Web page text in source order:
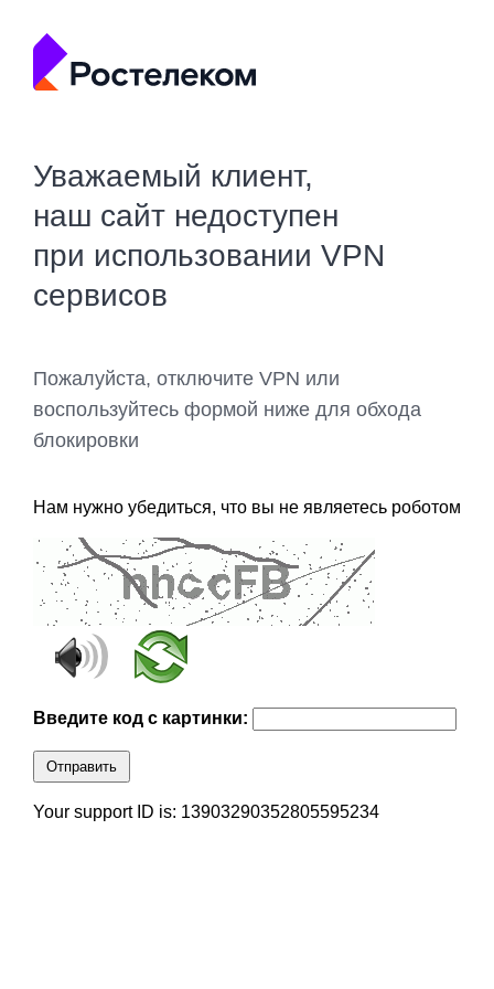
Уважаемый клиент,
наш сайт недоступен
при использовании VPN
сервисов
Пожалуйста, отключите VPN или
воспользуйтесь формой ниже для обхода
блокировки
Нам нужно убедиться, что вы не являетесь роботом
Введите код с картинки:
Отправить
Your support ID is: 13903290352805595234